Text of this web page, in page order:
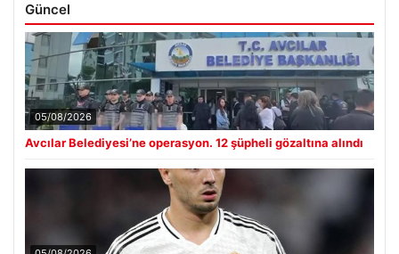
Güncel
05/08/2026
Avcılar Belediyesi’ne operasyon. 12 şüpheli gözaltına alındı